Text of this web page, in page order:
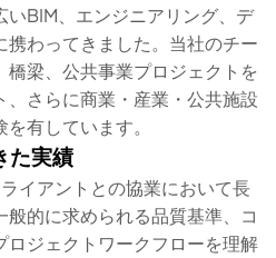
いBIM、エンジニアリング、デ
携わってきました。当社のチー
橋梁、公共事業プロジェクトを
さらに商業・産業・公共施設
有しています。
た実績
イアントとの協業において長
的に求められる品質基準、コ
ロジェクトワークフローを理解